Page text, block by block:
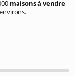
maisons à vendre